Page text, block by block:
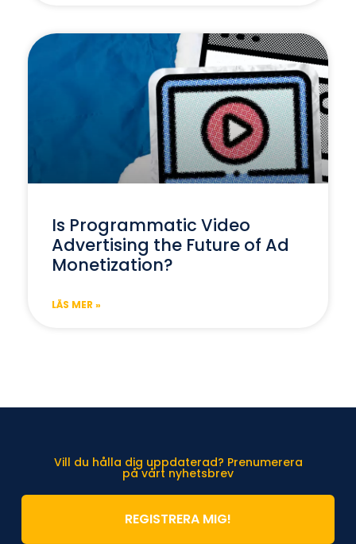
Is Programmatic Video
Advertising the Future of Ad
Monetization?
LÄS MER »
Vill du hålla dig uppdaterad? Prenumerera
på vårt nyhetsbrev
REGISTRERA MIG!